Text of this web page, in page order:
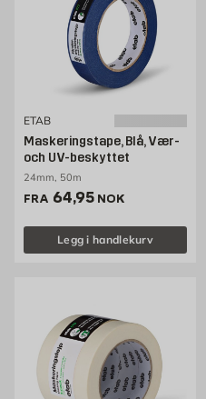
ETAB
Maskeringstape, Blå, Vær-
och UV-beskyttet
24mm, 50m
FRA Pris 64.95 NOK /stk
64,95 NOK
Legg i handlekurv